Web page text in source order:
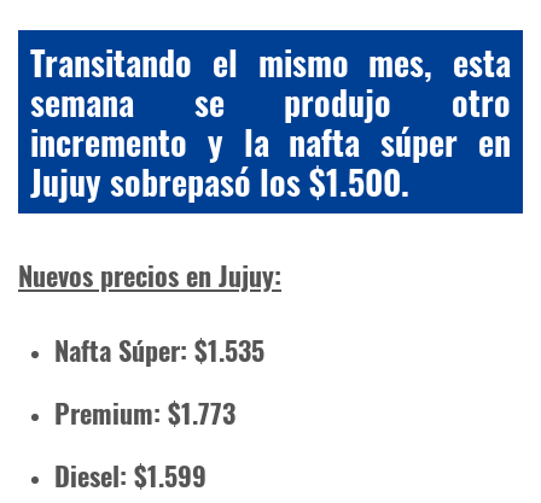
Transitando el mismo mes, esta
semana se produjo otro
incremento y la nafta súper en
Jujuy sobrepasó los $1.500.
Nuevos precios en Jujuy:
Nafta Súper: $1.535
Premium: $1.773
Diesel: $1.599